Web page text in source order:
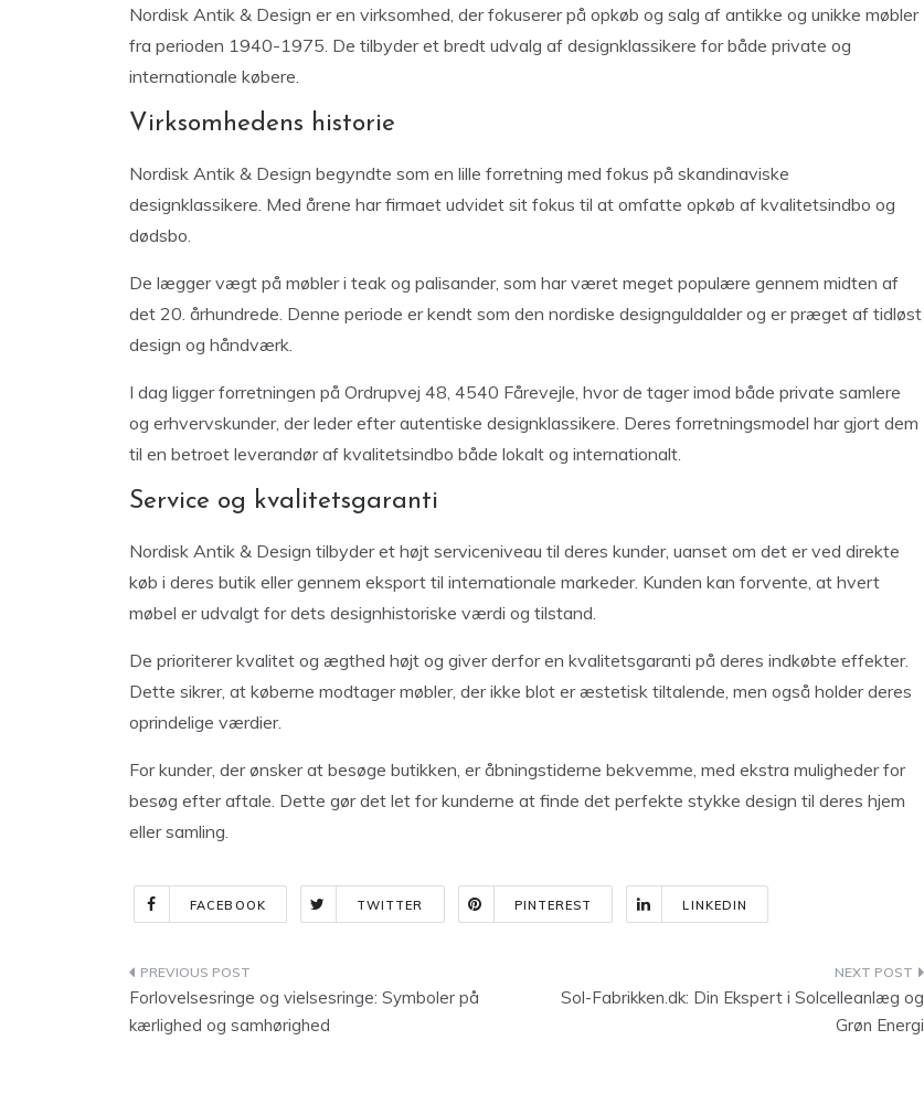
Nordisk Antik & Design er en virksomhed, der fokuserer på opkøb og salg af antikke og unikke møbler
fra perioden 1940-1975. De tilbyder et bredt udvalg af designklassikere for både private og
internationale købere.
Virksomhedens historie
Nordisk Antik & Design begyndte som en lille forretning med fokus på skandinaviske
designklassikere. Med årene har firmaet udvidet sit fokus til at omfatte opkøb af kvalitetsindbo og
dødsbo.
De lægger vægt på møbler i teak og palisander, som har været meget populære gennem midten af
det 20. århundrede. Denne periode er kendt som den nordiske designguldalder og er præget af tidløst
design og håndværk.
I dag ligger forretningen på Ordrupvej 48, 4540 Fårevejle, hvor de tager imod både private samlere
og erhvervskunder, der leder efter autentiske designklassikere. Deres forretningsmodel har gjort dem
til en betroet leverandør af kvalitetsindbo både lokalt og internationalt.
Service og kvalitetsgaranti
Nordisk Antik & Design tilbyder et højt serviceniveau til deres kunder, uanset om det er ved direkte
køb i deres butik eller gennem eksport til internationale markeder. Kunden kan forvente, at hvert
møbel er udvalgt for dets designhistoriske værdi og tilstand.
De prioriterer kvalitet og ægthed højt og giver derfor en kvalitetsgaranti på deres indkøbte effekter.
Dette sikrer, at køberne modtager møbler, der ikke blot er æstetisk tiltalende, men også holder deres
oprindelige værdier.
For kunder, der ønsker at besøge butikken, er åbningstiderne bekvemme, med ekstra muligheder for
besøg efter aftale. Dette gør det let for kunderne at finde det perfekte stykke design til deres hjem
eller samling.
FACEBOOK TWITTER PINTEREST LINKEDIN
Indlægsnavigation
Forlovelsesringe og vielsesringe: Symboler på
kærlighed og samhørighed
Sol-Fabrikken.dk: Din Ekspert i Solcelleanlæg og
Grøn Energi